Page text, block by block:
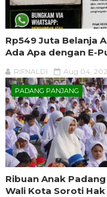
Rp549 Juta Belanja
Ada Apa dengan E-
RIFNALDI Aug 04,
PADANG PANJANG
Ribuan Anak
Wali Kota Soroti